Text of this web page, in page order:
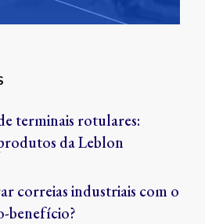
terminais rotulares:
da Leblon
correias industriais com o
benefício?